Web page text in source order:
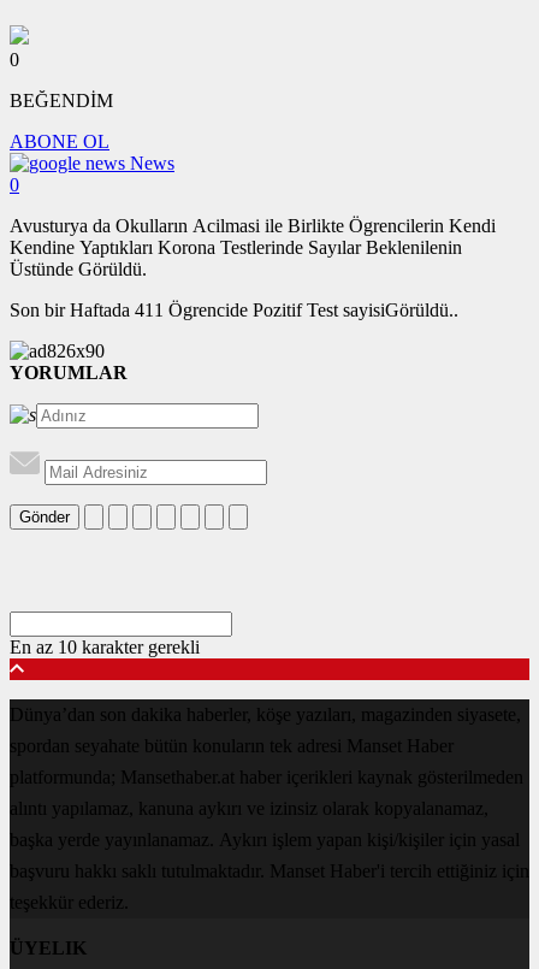
0
BEĞENDİM
ABONE OL
News
0
Avusturya da Okulların Acilmasi ile Birlikte Ögrencilerin Kendi
Kendine Yaptıkları Korona Testlerinde Sayılar Beklenilenin
Üstünde Görüldü.
Son bir Haftada 411 Ögrencide Pozitif Test sayisiGörüldü..
YORUMLAR
Gönder
En az 10 karakter gerekli
Dünya’dan son dakika haberler, köşe yazıları, magazinden siyasete,
spordan seyahate bütün konuların tek adresi Manset Haber
platformunda; Mansethaber.at haber içerikleri kaynak gösterilmeden
alıntı yapılamaz, kanuna aykırı ve izinsiz olarak kopyalanamaz,
başka yerde yayınlanamaz. Aykırı işlem yapan kişi/kişiler için yasal
başvuru hakkı saklı tutulmaktadır. Manset Haber'i tercih ettiğiniz için
teşekkür ederiz.
ÜYELIK